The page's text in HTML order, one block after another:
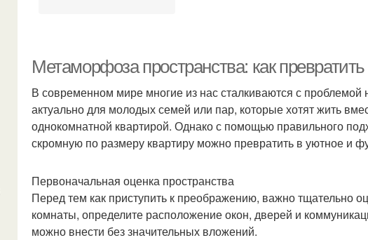
Метаморфоза пространства: как
В современном мире многие из нас сталкиваются с проблемой
актуально для молодых семей или пар, которые хотят жить
однокомнатной квартирой. Однако с помощью правильного
скромную по размеру квартиру можно превратить в уютное и
Первоначальная оценка пространства
Перед тем как приступить к преображению, важно тщательно
комнаты, определите расположение окон, дверей и
можно внести без значительных вложений.